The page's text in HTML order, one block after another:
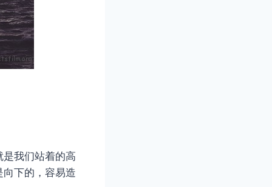
我们站着的高
下的，容易造